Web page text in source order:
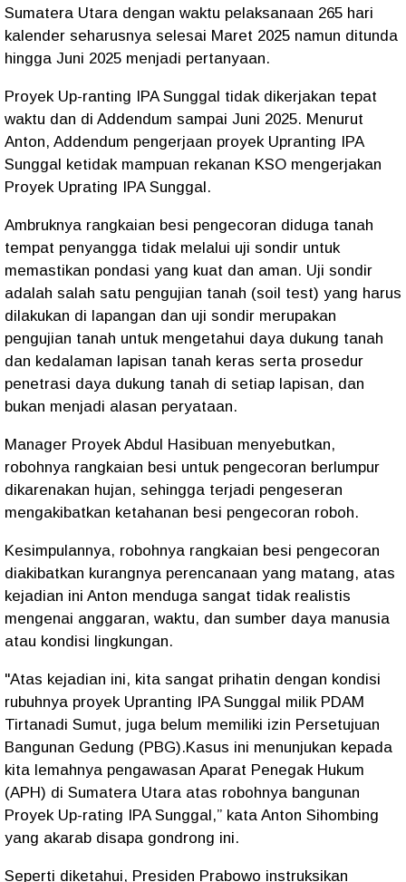
Sumatera Utara dengan waktu pelaksanaan 265 hari
kalender seharusnya selesai Maret 2025 namun ditunda
hingga Juni 2025 menjadi pertanyaan.
Proyek Up-ranting IPA Sunggal tidak dikerjakan tepat
waktu dan di Addendum sampai Juni 2025. Menurut
Anton, Addendum pengerjaan proyek Upranting IPA
Sunggal ketidak mampuan rekanan KSO mengerjakan
Proyek Uprating IPA Sunggal.
Ambruknya rangkaian besi pengecoran diduga tanah
tempat penyangga tidak melalui uji sondir untuk
memastikan pondasi yang kuat dan aman. Uji sondir
adalah salah satu pengujian tanah (soil test) yang harus
dilakukan di lapangan dan uji sondir merupakan
pengujian tanah untuk mengetahui daya dukung tanah
dan kedalaman lapisan tanah keras serta prosedur
penetrasi daya dukung tanah di setiap lapisan, dan
bukan menjadi alasan peryataan.
Manager Proyek Abdul Hasibuan menyebutkan,
robohnya rangkaian besi untuk pengecoran berlumpur
dikarenakan hujan, sehingga terjadi pengeseran
mengakibatkan ketahanan besi pengecoran roboh.
Kesimpulannya, robohnya rangkaian besi pengecoran
diakibatkan kurangnya perencanaan yang matang, atas
kejadian ini Anton menduga sangat tidak realistis
mengenai anggaran, waktu, dan sumber daya manusia
atau kondisi lingkungan.
"Atas kejadian ini, kita sangat prihatin dengan kondisi
rubuhnya proyek Upranting IPA Sunggal milik PDAM
Tirtanadi Sumut, juga belum memiliki izin Persetujuan
Bangunan Gedung (PBG).Kasus ini menunjukan kepada
kita lemahnya pengawasan Aparat Penegak Hukum
(APH) di Sumatera Utara atas robohnya bangunan
Proyek Up-rating IPA Sunggal,” kata Anton Sihombing
yang akarab disapa gondrong ini.
Seperti diketahui, Presiden Prabowo instruksikan